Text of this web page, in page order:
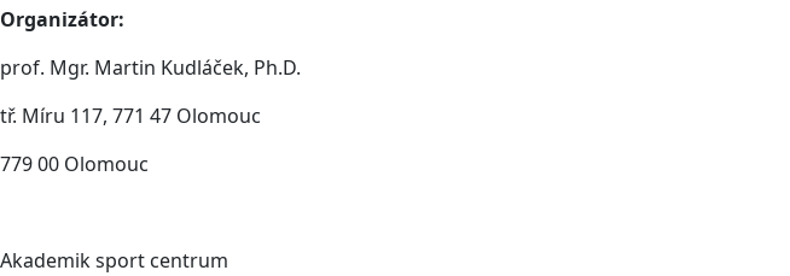
Organizátor:
prof. Mgr. Martin Kudláček, Ph.D.
tř. Míru 117, 771 47 Olomouc
779 00 Olomouc
Akademik sport centrum